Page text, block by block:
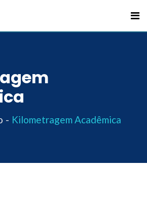
Kilometragem Acadêmica